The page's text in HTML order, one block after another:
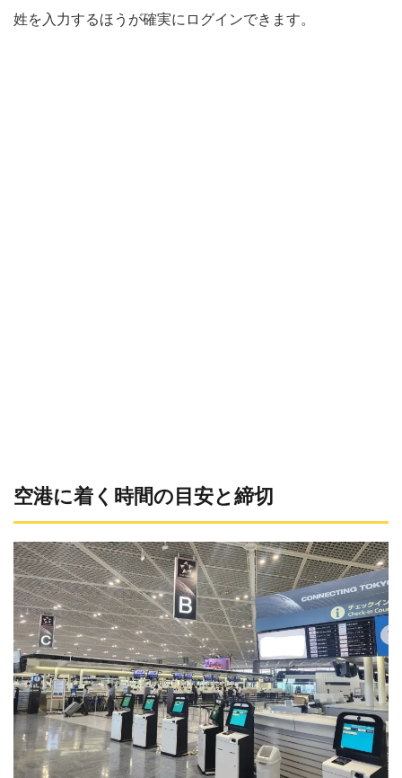
姓を入力するほうが確実にログインできます。
空港に着く時間の目安と締切